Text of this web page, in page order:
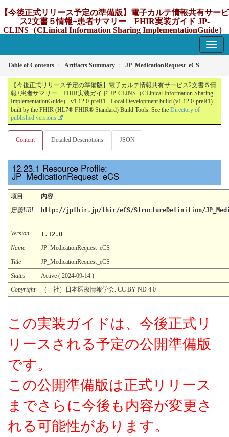
【今後正式リリース予定の準備版】電子カルテ情報共有サービ
ス2文書５情報+患者サマリー FHIR実装ガイド JP-
CLINS（CLinical Information Sharing ImplementationGuide）
Table of Contents Artifacts Summary JP_MedicationRequest_eCS
【今後正式リリース予定の準備版】電子カルテ情報共有サービス2文書５情
報+患者サマリー FHIR実装ガイド JP-CLINS（CLinical Information Sharing
ImplementationGuide） v1.12.0-preR1 - Local Development build (v1.12.0-preR1)
built by the FHIR (HL7® FHIR® Standard) Build Tools. See the Directory of
published versions
Content Detailed Descriptions JSON
Resource Profile:
JP_MedicationRequest_eCS
項目
内容
定義URL
http://jpfhir.jp/fhir/eCS/StructureDefinition/
Version
1.12.0
Name
JP_MedicationRequest_eCS
Title
JP_MedicationRequest_eCS
Status
Active ( 2024-09-14 )
Copyright
（一社）日本医療情報学会. CC BY-ND 4.0
この実装ガイドは、今後正式リ
リースされる予定の公開準備版
です。
この公開準備版は正式リリース
までさらに今後も内容が変更さ
れる可能性があります。